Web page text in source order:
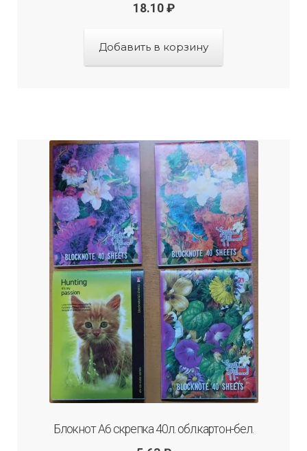
18.10 ₽
Добавить в корзину
Блокнот А6 скрепка 40л. обл.картон-бел.